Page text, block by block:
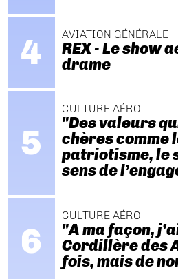
AVIATION GÉNÉRALE
REX - Le show
drame
CULTURE AÉRO
"Des valeurs
chères comme
patriotisme, le
sens de
CULTURE AÉRO
"A ma façon,
Cordillère des
fois, mais de